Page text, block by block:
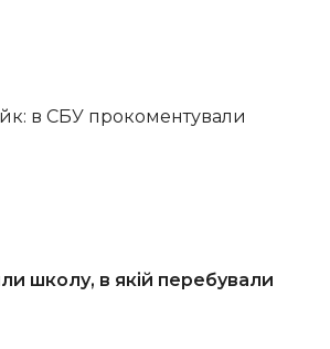
в СБУ прокоментували
школу, в якій перебували